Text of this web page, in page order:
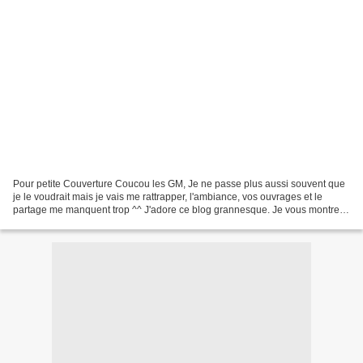
Pour petite Couverture Coucou les GM, Je ne passe plus aussi souvent que
je le voudrait mais je vais me rattrapper, l'ambiance, vos ouvrages et le
partage me manquent trop ^^ J'adore ce blog grannesque. Je vous montre